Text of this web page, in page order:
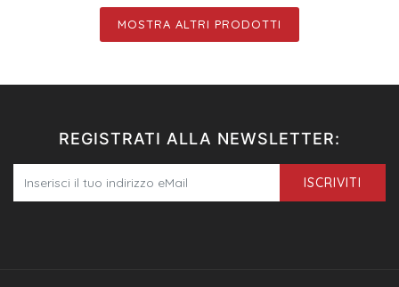
MOSTRA ALTRI PRODOTTI
REGISTRATI ALLA NEWSLETTER:
ISCRIVITI